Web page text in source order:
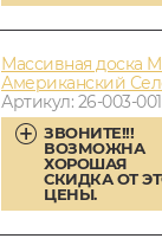
Массивная доска
Американский
Артикул: 26-003-
ЗВОНИТЕ!!!
ВОЗМОЖНА
ХОРОШАЯ
СКИДКА ОТ
ЦЕНЫ.